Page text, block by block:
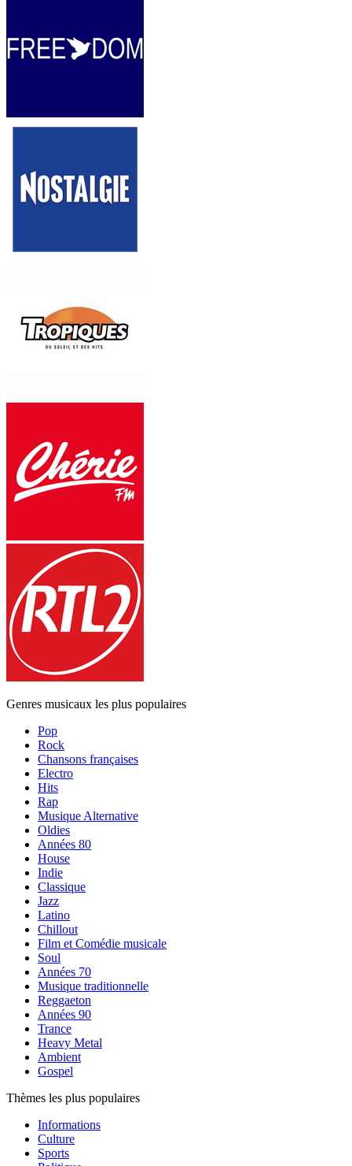
Genres musicaux les plus populaires
Pop
Rock
Chansons françaises
Electro
Hits
Rap
Musique Alternative
Oldies
Années 80
House
Indie
Classique
Jazz
Latino
Chillout
Film et Comédie musicale
Soul
Années 70
Musique traditionnelle
Reggaeton
Années 90
Trance
Heavy Metal
Ambient
Gospel
Thèmes les plus populaires
Informations
Culture
Sports